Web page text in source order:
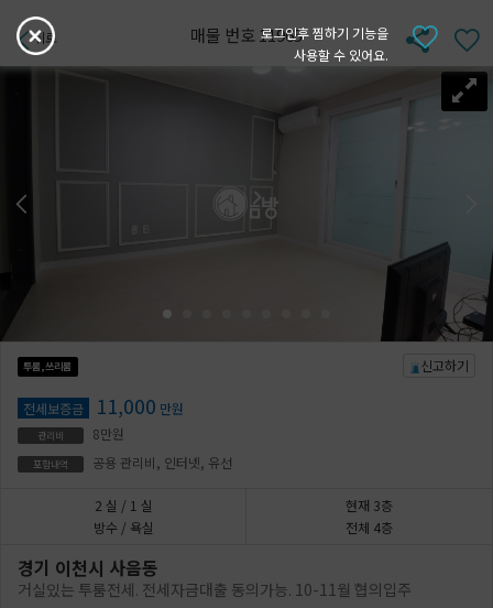
로그인후 찜하기 기능을
사용할 수 있어요.
매물 번호 11965
뒤로
신고하기
투룸,쓰리룸
전세보증금 11,000 만원
관리비 8만원
포함내역 공용 관리비, 인터넷, 유선
2 실 / 1 실
방수 / 욕실
현재 3층
전체 4층
경기 이천시 사음동
거실있는 투룸전세. 전세자금대출 동의가능. 10-11월 협의입주